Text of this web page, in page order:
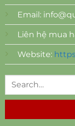
Email:
Liên hệ mua
Website: